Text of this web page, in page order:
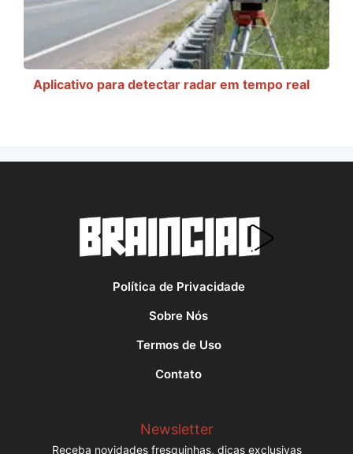
Aplicativo para detectar radar em tempo real
Política de Privacidade
Sobre Nós
Termos de Uso
Contato
Newsletter
Receba novidades fresquinhas, dicas exclusivas